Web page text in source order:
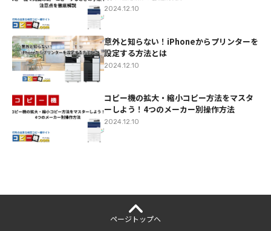
2024.12.10
意外と知らない！iPhoneからプリンターを
設定する方法とは
2024.12.10
コピー機の拡大・縮小コピー方法をマスタ
ーしよう！4つのメーカー別操作方法
2024.12.10
ページ トップへ